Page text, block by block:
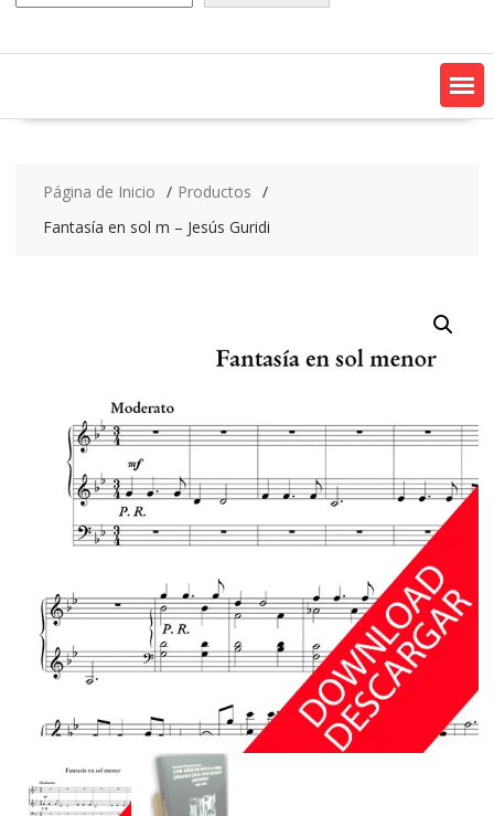
Página de Inicio
Productos
Fantasía en sol m – Jesús Guridi